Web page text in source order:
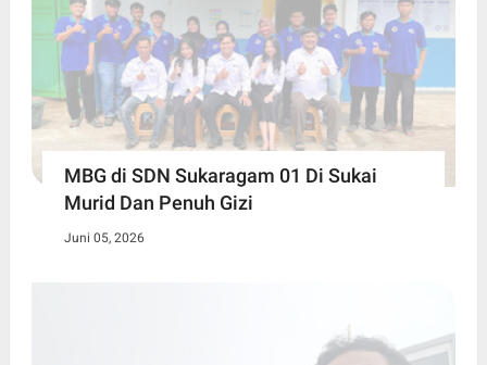
MBG di SDN Sukaragam 01 Di Sukai
Murid Dan Penuh Gizi
Juni 05, 2026